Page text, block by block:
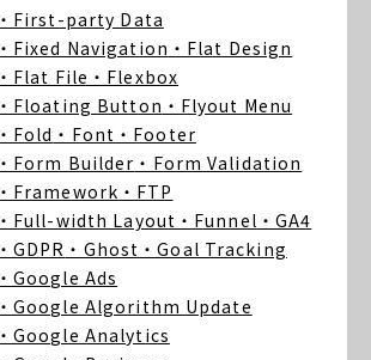
・First-party Data
・Fixed Navigation ・Flat Design
・Flat File ・Flexbox
・Floating Button ・Flyout Menu
・Fold ・Font ・Footer
・Form Builder ・Form Validation
・Framework ・FTP
・Full-width Layout ・Funnel ・GA4
・GDPR ・Ghost ・Goal Tracking
・Google Ads
・Google Algorithm Update
・Google Analytics